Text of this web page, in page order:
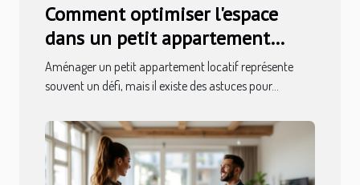
Comment optimiser l'espace
dans un petit appartement
locatif ?
Aménager un petit appartement locatif représente
souvent un défi, mais il existe des astuces pour...